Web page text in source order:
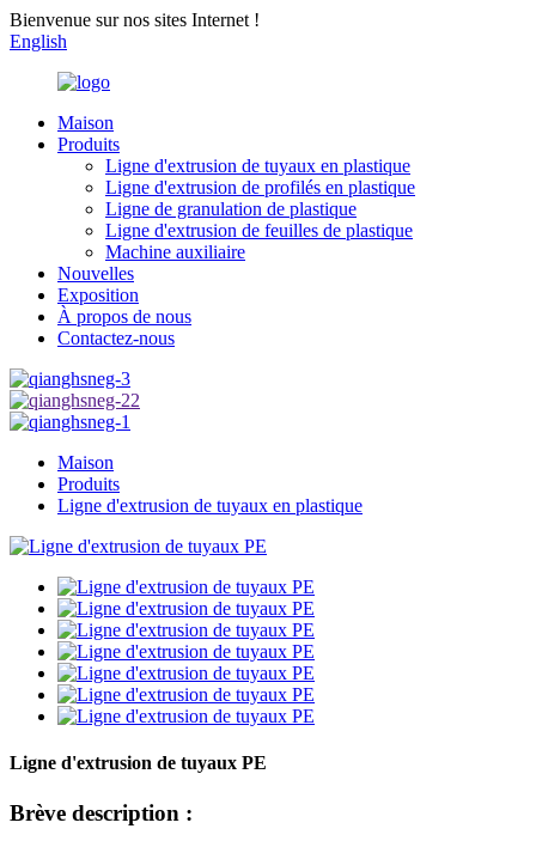
Bienvenue sur nos sites Internet !
English
Maison
Produits
Ligne d'extrusion de tuyaux en plastique
Ligne d'extrusion de profilés en plastique
Ligne de granulation de plastique
Ligne d'extrusion de feuilles de plastique
Machine auxiliaire
Nouvelles
Exposition
À propos de nous
Contactez-nous
Maison
Produits
Ligne d'extrusion de tuyaux en plastique
Ligne d'extrusion de tuyaux PE
Brève description :